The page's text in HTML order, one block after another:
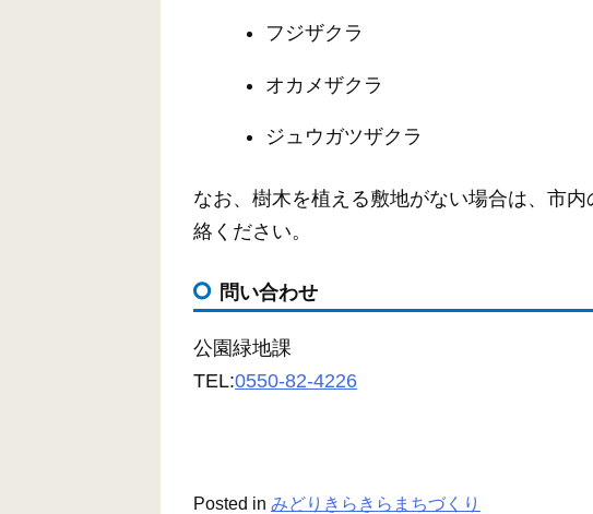
フジザクラ
オカメザクラ
ジュウガツザクラ
なお、樹木を植える敷地がない場合は、市
絡ください。
問い合わせ
公園緑地課
TEL:0550-82-4226
Posted in みどりきらきらまちづくり